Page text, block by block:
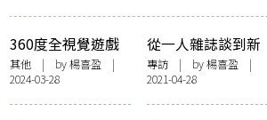
360度全視覺遊戲
的可能——
「LOOPED PLAY」
遊戲體驗
其他 | by楊喜盈 |
2024-03-28
從一人雜誌談到新
馬文學生態——筆
訪《Seal》總編輯
牛油小生
專訪| by楊喜盈 |
2021-04-28